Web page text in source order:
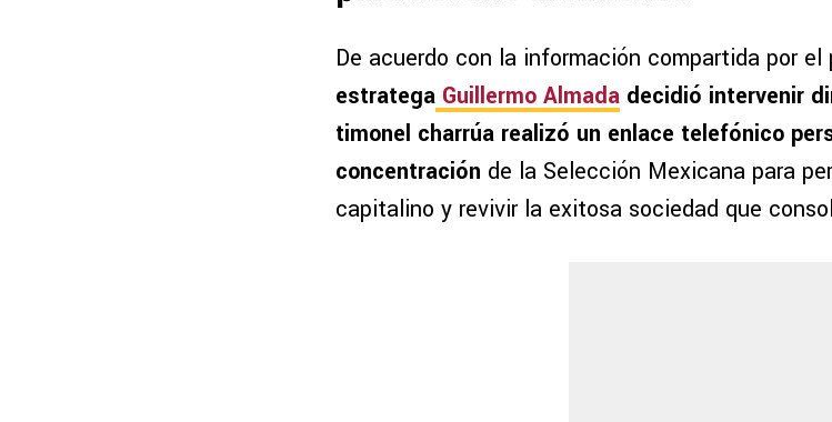
De acuerdo con la información compartida por
estratega Guillermo Almada decidió intervenir
timonel charrúa realizó un enlace telefónico
concentración de la Selección Mexicana para
capitalino y revivir la exitosa sociedad que